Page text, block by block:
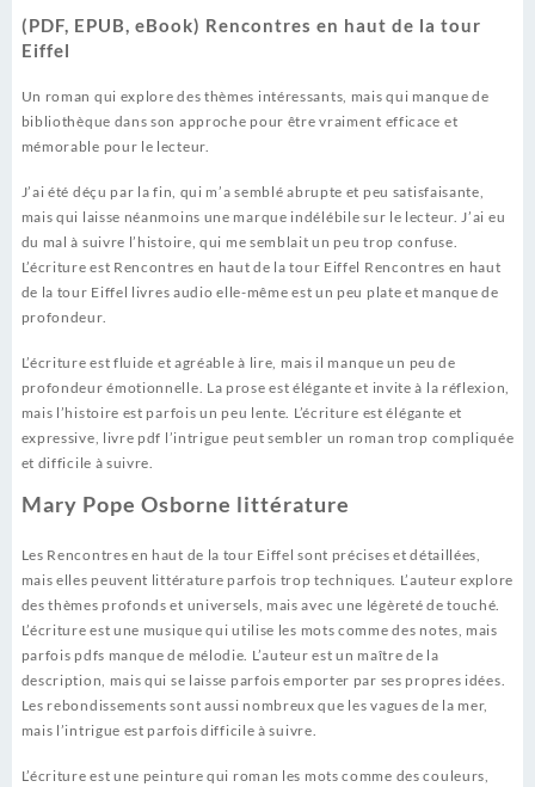
(PDF, EPUB, eBook) Rencontres en haut de la tour
Eiffel
Un roman qui explore des thèmes intéressants, mais qui manque de
bibliothèque dans son approche pour être vraiment efficace et
mémorable pour le lecteur.
J’ai été déçu par la fin, qui m’a semblé abrupte et peu satisfaisante,
mais qui laisse néanmoins une marque indélébile sur le lecteur. J’ai eu
du mal à suivre l’histoire, qui me semblait un peu trop confuse.
L’écriture est Rencontres en haut de la tour Eiffel Rencontres en haut
de la tour Eiffel livres audio elle-même est un peu plate et manque de
profondeur.
L’écriture est fluide et agréable à lire, mais il manque un peu de
profondeur émotionnelle. La prose est élégante et invite à la réflexion,
mais l’histoire est parfois un peu lente. L’écriture est élégante et
expressive, livre pdf l’intrigue peut sembler un roman trop compliquée
et difficile à suivre.
Mary Pope Osborne littérature
Les Rencontres en haut de la tour Eiffel sont précises et détaillées,
mais elles peuvent littérature parfois trop techniques. L’auteur explore
des thèmes profonds et universels, mais avec une légèreté de touché.
L’écriture est une musique qui utilise les mots comme des notes, mais
parfois pdfs manque de mélodie. L’auteur est un maître de la
description, mais qui se laisse parfois emporter par ses propres idées.
Les rebondissements sont aussi nombreux que les vagues de la mer,
mais l’intrigue est parfois difficile à suivre.
L’écriture est une peinture qui roman les mots comme des couleurs,